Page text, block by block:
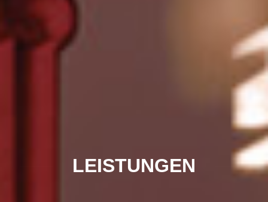
LEISTUNGEN